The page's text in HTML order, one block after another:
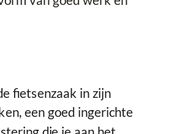
fietsenzaak in zijn
een goed ingerichte